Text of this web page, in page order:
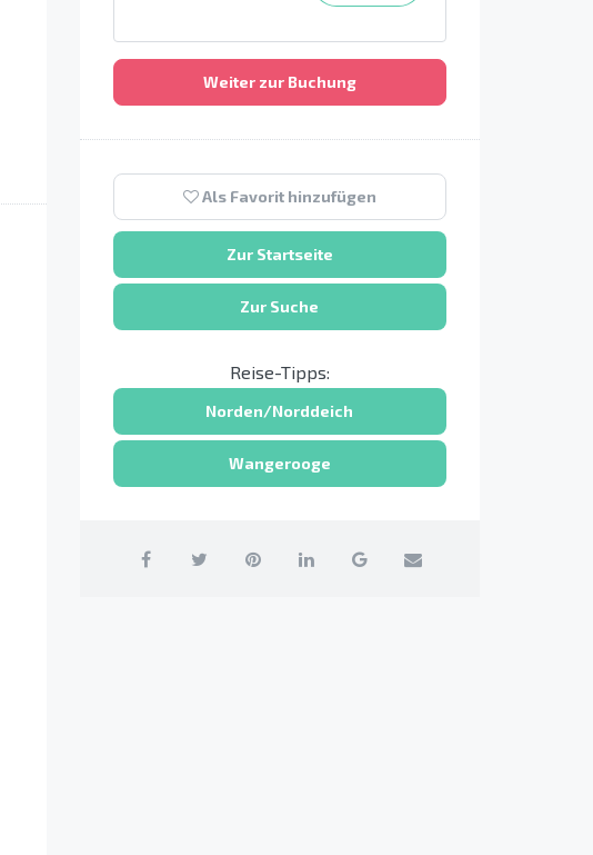
Weiter zur Buchung
Als Favorit hinzufügen
Zur Startseite
Zur Suche
Reise-Tipps:
Norden/Norddeich
Wangerooge